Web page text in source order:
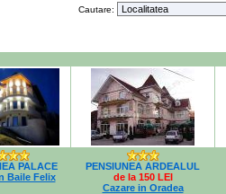
Cautare:
PALACE
Baile Felix
PENSIUNEA ARDEALUL
de la 150 LEI
Cazare in Oradea